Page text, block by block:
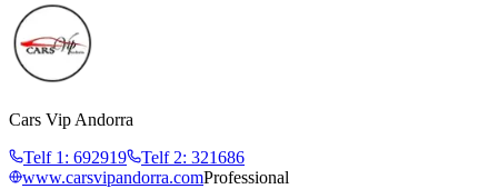
Cars Vip Andorra
Telf 1 : 692919 Telf 2: 321686
www.carsvipandorra.comProfessional